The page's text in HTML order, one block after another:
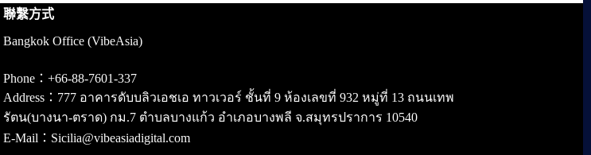
聯繫方式
Bangkok Office (VibeAsia)
Phone：+66-88-7601-337
Address：777 อาคารดับบลิวเอชเอ ทาวเวอร์ ชั้นที่ 9 ห้องเลขที่ 932 หมู่ที่ 13 ถนนเทพ
รัตน(บางนา-ตราด) กม.7 ตำบลบางแก้ว อำเภอบางพลี จ.สมุทรปราการ 10540
E-Mail：Sicilia@vibeasiadigital.com